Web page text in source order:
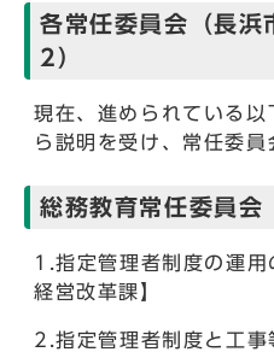
各常任委員会（長浜
2）
現在、進められている
ら説明を受け、常任委員
総務教育常任委員
1.指定管理者制度の運
経営改革課】
2.指定管理者制度と工事